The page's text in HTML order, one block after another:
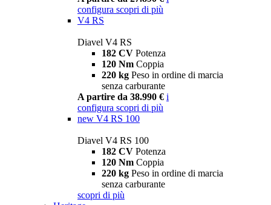
configura scopri di più
V4 RS
Diavel V4 RS
182 CV Potenza
120 Nm Coppia
220 kg Peso in ordine di marcia
senza carburante
A partire da 38.990 € i
configura scopri di più
new V4 RS 100
Diavel V4 RS 100
182 CV Potenza
120 Nm Coppia
220 kg Peso in ordine di marcia
senza carburante
scopri di più